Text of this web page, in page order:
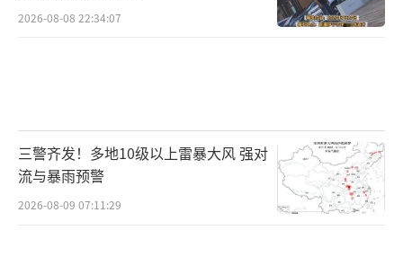
2026-08-08 22:34:07
三警齐发！多地10级以上雷暴大风 强对
流与暴雨预警
2026-08-09 07:11:29